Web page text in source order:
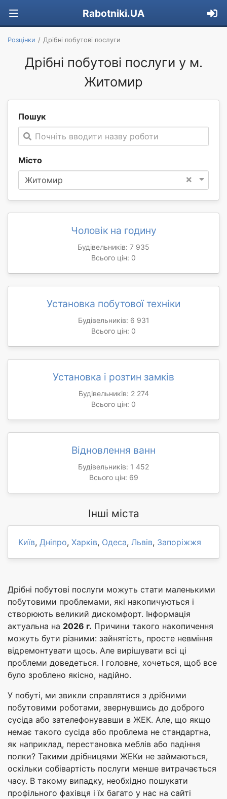
Rabotniki.UA
Розцінки Дрібні побутові послуги
Дрібні побутові послуги у м.
Житомир
Пошук
Почніть вводити назву роботи
Місто
×
Житомир
Чоловік на годину
Будівельників: 7 935
Всього цін: 0
Установка побутової техніки
Будівельників: 6 931
Всього цін: 0
Установка і розтин замків
Будівельників: 2 274
Всього цін: 0
Відновлення ванн
Будівельників: 1 452
Всього цін: 69
Інші міста
Київ, Дніпро, Харків, Одеса, Львів, Запоріжжя
Дрібні побутові послуги можуть стати маленькими
побутовими проблемами, які накопичуються і
створюють великий дискомфорт. Інформація
актуальна на 2026 г. Причини такого накопичення
можуть бути різними: зайнятість, просте невміння
відремонтувати щось. Але вирішувати всі ці
проблеми доведеться. І головне, хочеться, щоб все
було зроблено якісно, надійно.
У побуті, ми звикли справлятися з дрібними
побутовими роботами, звернувшись до доброго
сусіда або зателефонувавши в ЖЕК. Але, що якщо
немає такого сусіда або проблема не стандартна,
як наприклад, перестановка меблів або падіння
полки? Такими дрібницями ЖЕКи не займаються,
оскільки собівартість послуги менше витрачається
часу. В такому випадку, необхідно пошукати
профільного фахівця і їх багато у нас на сайті